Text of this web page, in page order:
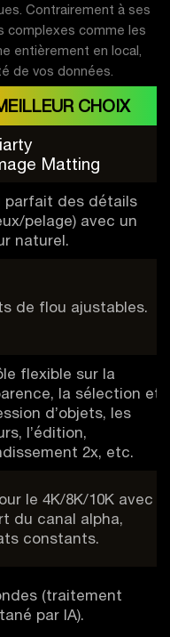
Contrairement à ses
complexes comme les
entièrement en local,
de vos données.
Matting
CHOIX
parfait des détails
pelage) avec un
naturel.
de flou ajustables.
flexible sur la
la sélection et
d’objets, les
l’édition,
2x, etc.
le 4K/8K/10K avec
du canal alpha,
constants.
(traitement
par IA).